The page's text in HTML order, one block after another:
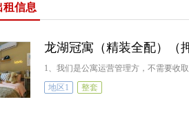
租信息
龙湖冠寓（精装全配）（
1、我们是公寓运营管理方，不需要收
地区1
整套